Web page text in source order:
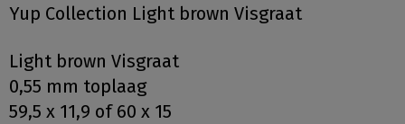
Yup Collection Light brown Visgraat
Light brown Visgraat
0,55 mm toplaag
59,5 x 11,9 of 60 x 15